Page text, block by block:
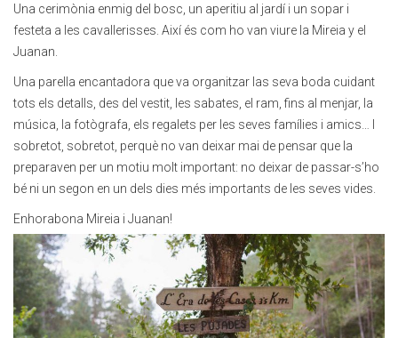
Una cerimònia enmig del bosc, un aperitiu al jardí i un sopar i
festeta a les cavallerisses. Així és com ho van viure la Mireia y el
Juanan.
Una parella encantadora que va organitzar las seva boda cuidant
tots els detalls, des del vestit, les sabates, el ram, fins al menjar, la
música, la fotògrafa, els regalets per les seves famílies i amics… I
sobretot, sobretot, perquè no van deixar mai de pensar que la
preparaven per un motiu molt important: no deixar de passar-s’ho
bé ni un segon en un dels dies més importants de les seves vides.
Enhorabona Mireia i Juanan!